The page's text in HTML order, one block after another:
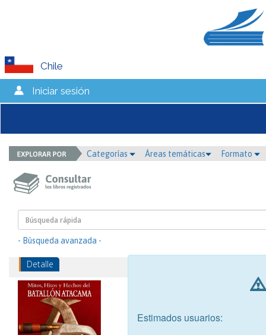
Chile
Iniciar sesión
Categorías Áreas temáticas Formato
- Búsqueda avanzada -
Detalle
Estimados usuarios: